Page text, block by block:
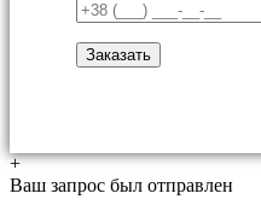
+
Ваш запрос был отправлен